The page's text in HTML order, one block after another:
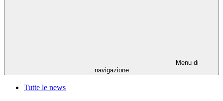
Menu di
navigazione
Tutte le news